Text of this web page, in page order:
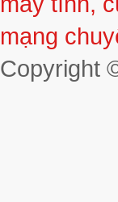
Copyright